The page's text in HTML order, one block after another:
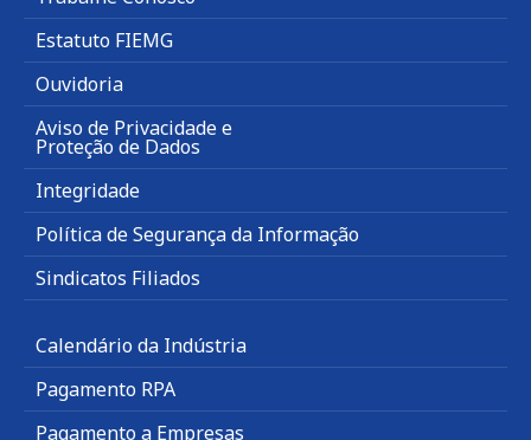
Estatuto FIEMG
Ouvidoria
Aviso de Privacidade e
Proteção de Dados
Integridade
Política de Segurança da Informação
Sindicatos Filiados
Calendário da Indústria
Pagamento RPA
Pagamento a Empresas